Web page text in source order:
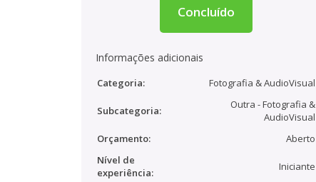
Concluído
Informações adicionais
Categoria: Fotografia & AudioVisual
Subcategoria:
Outra - Fotografia &
AudioVisual
Orçamento:
Aberto
Nível de
experiência:
Iniciante